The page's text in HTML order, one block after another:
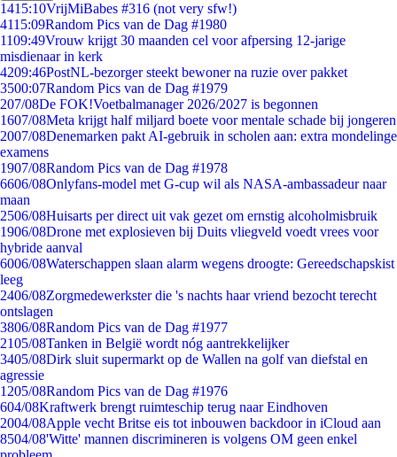
1415:10VrijMiBabes #316 (not very sfw!)
4115:09Random Pics van de Dag #1980
1109:49Vrouw krijgt 30 maanden cel voor afpersing 12-jarige
misdienaar in kerk
4209:46PostNL-bezorger steekt bewoner na ruzie over pakket
3500:07Random Pics van de Dag #1979
207/08De FOK!Voetbalmanager 2026/2027 is begonnen
1607/08Meta krijgt half miljard boete voor mentale schade bij jongeren
2007/08Denemarken pakt AI-gebruik in scholen aan: extra mondelinge
examens
1907/08Random Pics van de Dag #1978
6606/08Onlyfans-model met G-cup wil als NASA-ambassadeur naar
maan
2506/08Huisarts per direct uit vak gezet om ernstig alcoholmisbruik
1906/08Drone met explosieven bij Duits vliegveld voedt vrees voor
hybride aanval
6006/08Waterschappen slaan alarm wegens droogte: Gereedschapskist
leeg
2406/08Zorgmedewerkster die 's nachts haar vriend bezocht terecht
ontslagen
3806/08Random Pics van de Dag #1977
2105/08Tanken in België wordt nóg aantrekkelijker
3405/08Dirk sluit supermarkt op de Wallen na golf van diefstal en
agressie
1205/08Random Pics van de Dag #1976
604/08Kraftwerk brengt ruimteschip terug naar Eindhoven
2004/08Apple vecht Britse eis tot inbouwen backdoor in iCloud aan
8504/08'Witte' mannen discrimineren is volgens OM geen enkel